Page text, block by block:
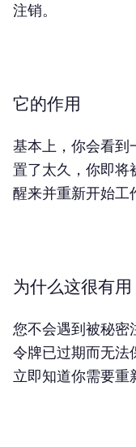
注销。
它的作用
基本上，你会看到
置了太久，你即将
醒来并重新开始工
为什么这很有用
您不会遇到被秘密
令牌已过期而无法
立即知道你需要重